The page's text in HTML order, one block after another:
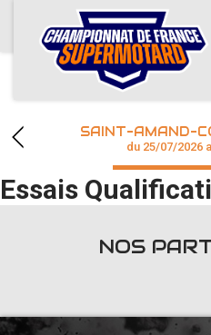
ACCUEIL
ACTUS
CALENDRIER
CHAMPIONNAT
RÉSULTATS
SAINT-AMAND-
du 25/07/2026
Essais
NOS